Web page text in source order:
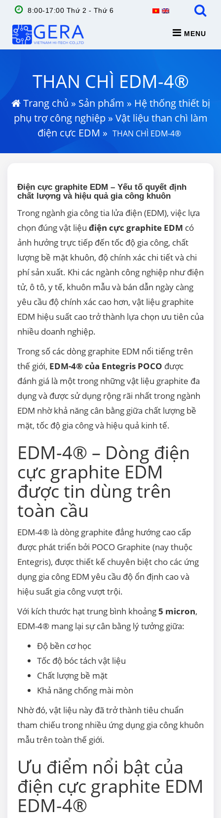
8:00-17:00 Thứ 2 - Thứ 6
MENU
THAN CHÌ EDM-4®
Trang chủ » Sản phẩm » Hệ thống thiết bị
phụ trợ công nghiệp» Vật liệu than chì làm
điện cực EDM » THAN CHÌ EDM-4®
Điện cực graphite EDM – Yếu tố quyết định
chất lượng và hiệu quả gia công khuôn
Trong ngành gia công tia lửa điện (EDM), việc lựa
chọn đúng vật liệu điện cực graphite EDM có
ảnh hưởng trực tiếp đến tốc độ gia công, chất
lượng bề mặt khuôn, độ chính xác chi tiết và chi
phí sản xuất. Khi các ngành công nghiệp như điện
tử, ô tô, y tế, khuôn mẫu và bán dẫn ngày càng
yêu cầu độ chính xác cao hơn, vật liệu graphite
EDM hiệu suất cao trở thành lựa chọn ưu tiên của
nhiều doanh nghiệp.
Trong số các dòng graphite EDM nổi tiếng trên
thế giới, EDM-4® của Entegris POCO được
đánh giá là một trong những vật liệu graphite đa
dụng và được sử dụng rộng rãi nhất trong ngành
EDM nhờ khả năng cân bằng giữa chất lượng bề
mặt, tốc độ gia công và hiệu quả kinh tế.
EDM-4® – Dòng điện
cực graphite EDM
được tin dùng trên
toàn cầu
EDM-4® là dòng graphite đẳng hướng cao cấp
được phát triển bởi POCO Graphite (nay thuộc
Entegris), được thiết kế chuyên biệt cho các ứng
dụng gia công EDM yêu cầu độ ổn định cao và
hiệu suất gia công vượt trội.
Với kích thước hạt trung bình khoảng5 micron,
EDM-4® mang lại sự cân bằng lý tưởng giữa:
Độ bền cơ học
Tốc độ bóc tách vật liệu
Chất lượng bề mặt
Khả năng chống mài mòn
Nhờ đó, vật liệu này đã trở thành tiêu chuẩn
tham chiếu trong nhiều ứng dụng gia công khuôn
mẫu trên toàn thế giới.
Ưu điểm nổi bật của
điện cực graphite EDM
EDM-4®